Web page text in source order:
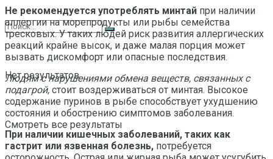
Нет результатов
Смотреть все результаты
Не рекомендуется употреблять минтай при наличии
аллергии на морепродукты или рыбы семейства
тресковых. У таких людей риск развития аллергических
реакций крайне высок, и даже малая порция может
вызвать дискомфорт или опасные последствия.
Людям с нарушениями обмена веществ, связанных с
подагрой, стоит воздерживаться от минтая. Высокое
содержание пуринов в рыбе способствует ухудшению
состояния и обострению симптомов заболевания.
При наличии кишечных заболеваний, таких как
гастрит или язвенная болезнь, потребуется